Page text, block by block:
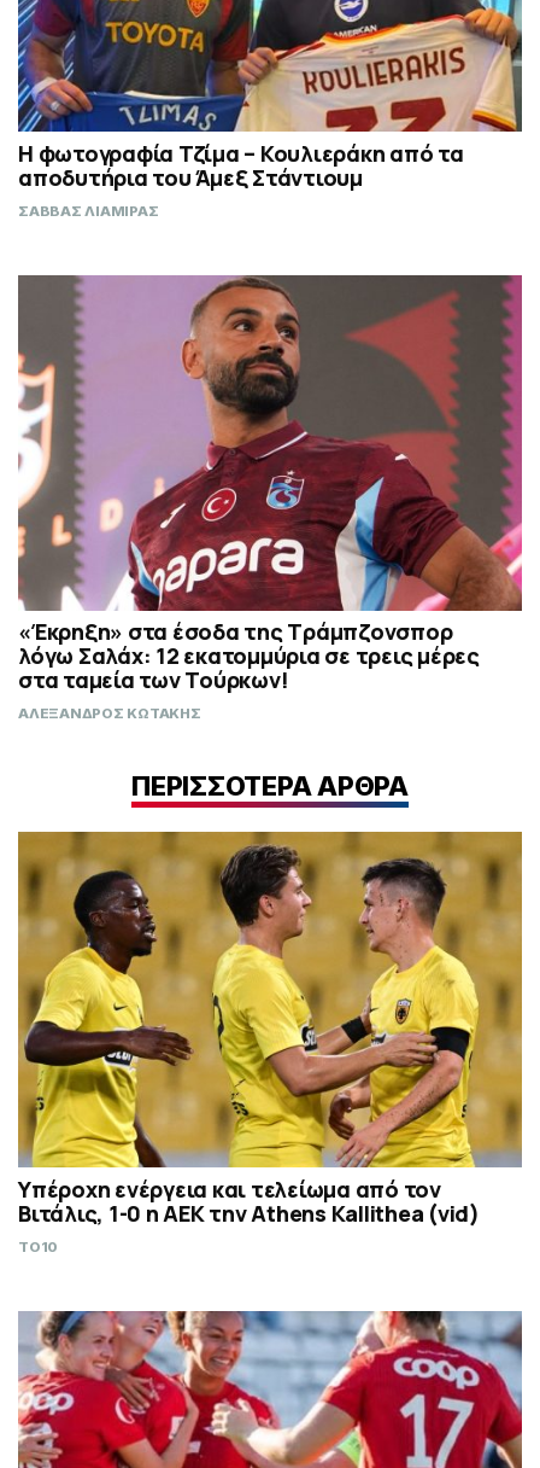
Η φωτογραφία Τζίμα – Κουλιεράκη από τα
αποδυτήρια του Άμεξ Στάντιουμ
ΣΑΒΒΑΣ ΛΙΑΜΙΡΑΣ
«Έκρηξη» στα έσοδα της Τράμπζονσπορ
λόγω Σαλάχ: 12 εκατομμύρια σε τρεις μέρες
στα ταμεία των Τούρκων!
ΑΛΕΞΑΝΔΡΟΣ ΚΩΤΑΚΗΣ
ΠΕΡΙΣΣΟΤΕΡΑ ΑΡΘΡΑ
Υπέροχη ενέργεια και τελείωμα από τον
Βιτάλις, 1-0 η ΑΕΚ την Athens Kallithea (vid)
TO10